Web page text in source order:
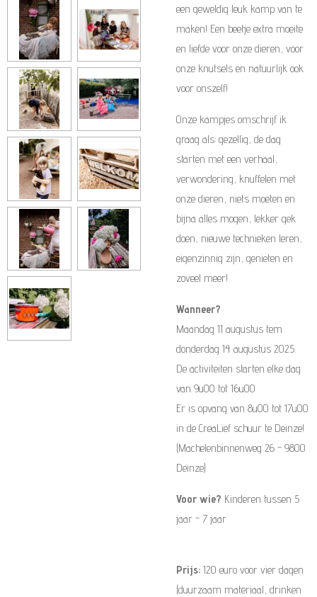
een geweldig leuk kamp van te
maken! Een beetje extra moeite
en liefde voor onze dieren, voor
onze knutsels en natuurlijk ook
voor onszelf!
Onze kampjes omschrijf ik
graag als: gezellig, de dag
starten met een verhaal,
verwondering, knuffelen met
onze dieren, niets moeten en
bijna alles mogen, lekker gek
doen, nieuwe technieken leren,
eigenzinnig zijn, genieten en
zoveel meer!
Wanneer?
Maandag 11 augustus tem
donderdag 14 augustus 2025.
De activiteiten starten elke dag
van 9u00 tot 16u00
Er is opvang van 8u00 tot 17u00
in de CreaLief schuur te Deinze!
(Machelenbinnenweg 26 - 9800
Deinze)
Voor wie? Kinderen tussen 5
jaar - 7 jaar
Prijs: 120 euro voor vier dagen
(duurzaam materiaal, drinken